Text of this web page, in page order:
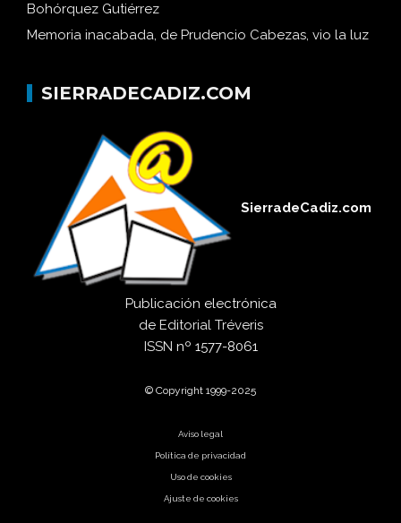
Presentación de Memoria inacabada, por Pedro
Bohórquez Gutiérrez
Publicación electrónica
deEditorial Tréveris
Aviso legal
Política de privacidad
Uso de cookies